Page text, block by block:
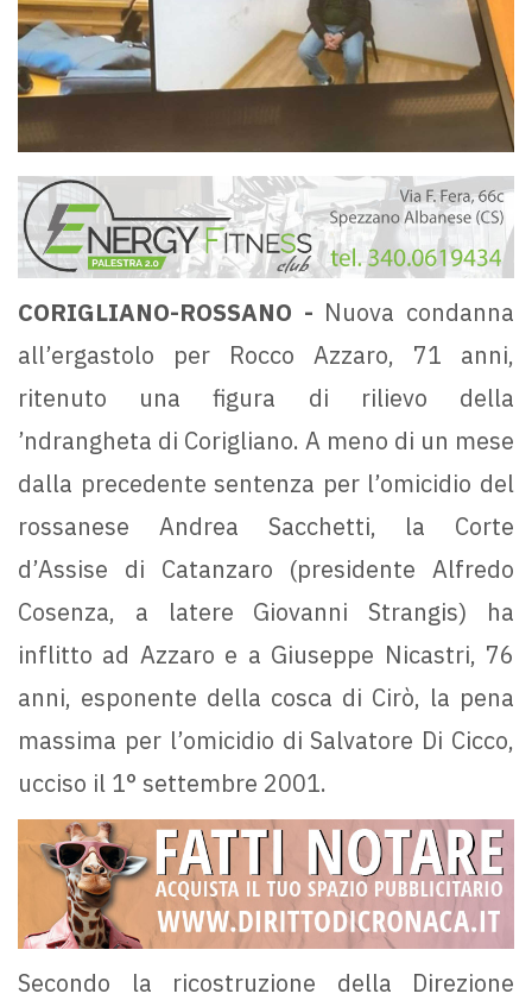
CORIGLIANO-ROSSANO - Nuova condanna
all’ergastolo per Rocco Azzaro, 71 anni,
ritenuto una figura di rilievo della
’ndrangheta di Corigliano. A meno di un mese
dalla precedente sentenza per l’omicidio del
rossanese Andrea Sacchetti, la Corte
d’Assise di Catanzaro (presidente Alfredo
Cosenza, a latere Giovanni Strangis) ha
inflitto ad Azzaro e a Giuseppe Nicastri, 76
anni, esponente della cosca di Cirò, la pena
massima per l’omicidio di Salvatore Di Cicco,
ucciso il 1° settembre 2001.
Secondo la ricostruzione della Direzione